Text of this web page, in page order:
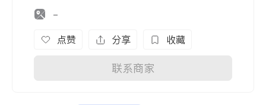
-
点赞 分享 收藏
联系商家